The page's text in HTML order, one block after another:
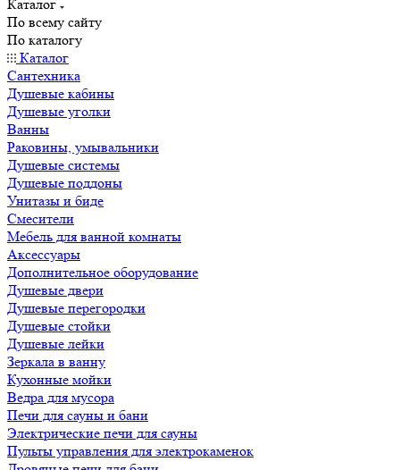
Каталог
По всему сайту
По каталогу
Каталог
Сантехника
Душевые кабины
Душевые уголки
Ванны
Раковины, умывальники
Душевые системы
Душевые поддоны
Унитазы и биде
Смесители
Мебель для ванной комнаты
Аксессуары
Дополнительное оборудование
Душевые двери
Душевые перегородки
Душевые стойки
Душевые лейки
Зеркала в ванну
Кухонные мойки
Ведра для мусора
Печи для сауны и бани
Электрические печи для сауны
Пульты управления для электрокаменок